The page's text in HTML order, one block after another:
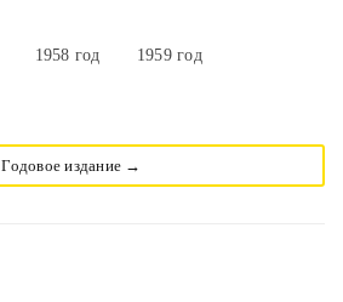
1958 год 1959 год
Годовое издание →